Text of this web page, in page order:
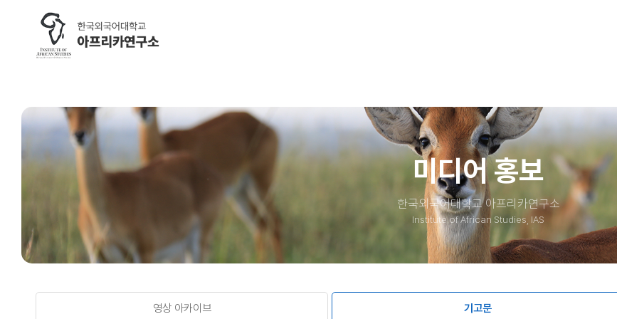
google-site-verification=nOyR9skzgdddjILJnrgPJ5q0zrvGFmSstVMIjrqOp-o
학술지 (AJAS)
Review process
Editorial board
Author guidelines
Call for papers
Search articles
언론 보도
연구소활동
연구소 운영
문서
동영상
녹취
기타
미디어 홍보
한국외국어대학교 아프리카연구소
Institute of African Studies, IAS
영상 아카이브 기고문